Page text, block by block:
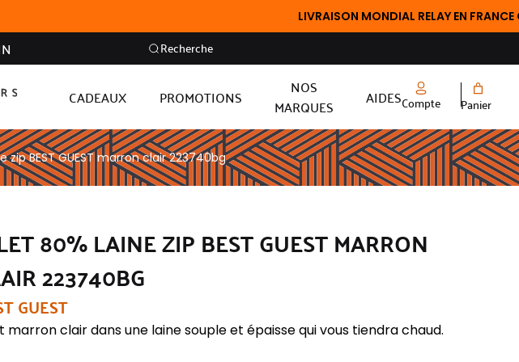
LIVRAISON MONDIAL RELAY EN FRANCE OFFERTE
Recherche
CADEAUX PROMOTIONS
NOS
MARQUES
AIDESCompte Panier
zip BEST GUEST marron clair 223740bg
80% LAINE ZIP BEST GUEST MARRON
223740BG
GUEST
marron clair dans une laine souple et épaisse qui vous tiendra chaud.